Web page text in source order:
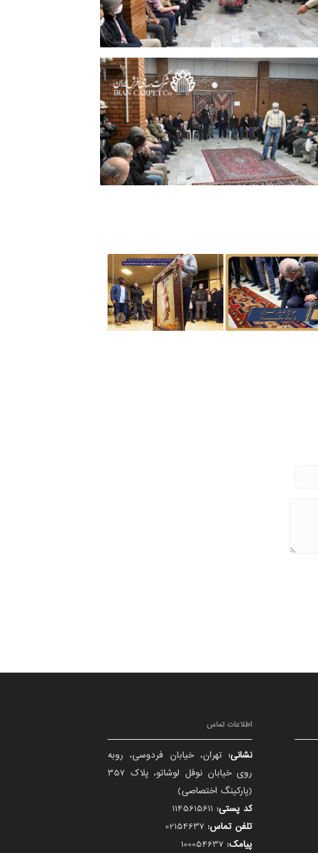
نوزدهمین جلسه حراج فرش شرکت سهامی
فرش ایران 25 آذرماه 1398 | عکس: حسین
معروفی
اطلاعات تماس
نشانی: تهران، خیابان فردوسی، روبه
روی خیابان نوفل لوشاتو، پلاک 357
(پارکینگ اختصاصی)
کد پستی:
تلفن تماس:
پیامک: